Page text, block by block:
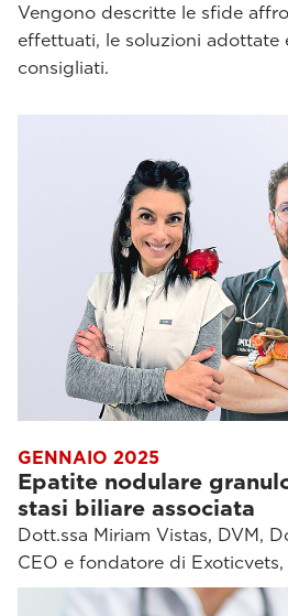
Vengono descritte le sfide
effettuati, le soluzioni adottate
consigliati.
GENNAIO 2025
Epatite nodulare
stasi biliare associata
Dott.ssa Miriam Vistas, DVM,
CEO e fondatore di